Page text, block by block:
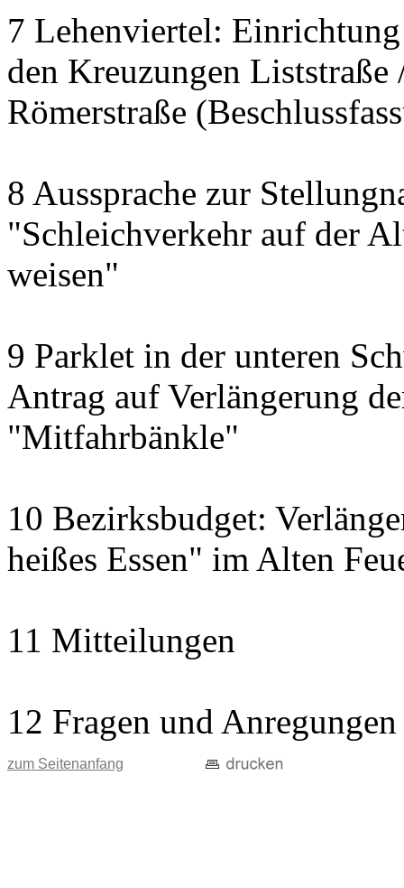
7 Lehenviertel:
den Kreuzungen
Römerstraße
8 Aussprache zur
"Schleichverkehr auf der
weisen"
9 Parklet in der unteren
Antrag auf Verlängerung
"Mitfahrbänkle"
10 Bezirksbudget:
heißes Essen" im Alten
11 Mitteilungen
12 Fragen und Anregungen
zum Seitenanfang